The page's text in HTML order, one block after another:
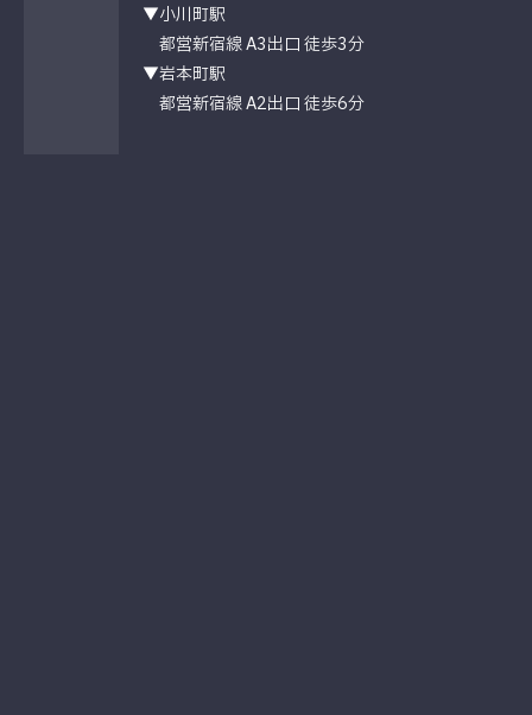
▼小川町駅
都営新宿線 A3出口 徒歩3分
▼岩本町駅
都営新宿線 A2出口 徒歩6分